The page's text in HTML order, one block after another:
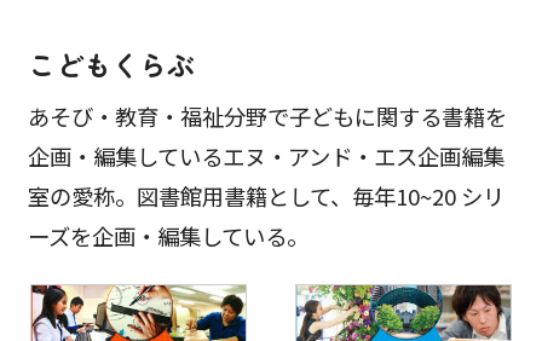
こどもくらぶ
あそび・教育・福祉分野で子どもに関する書籍を
企画・編集しているエヌ・アンド・エス企画編集
室の愛称。図書館用書籍として、毎年10~20 シリ
ーズを企画・編集している。